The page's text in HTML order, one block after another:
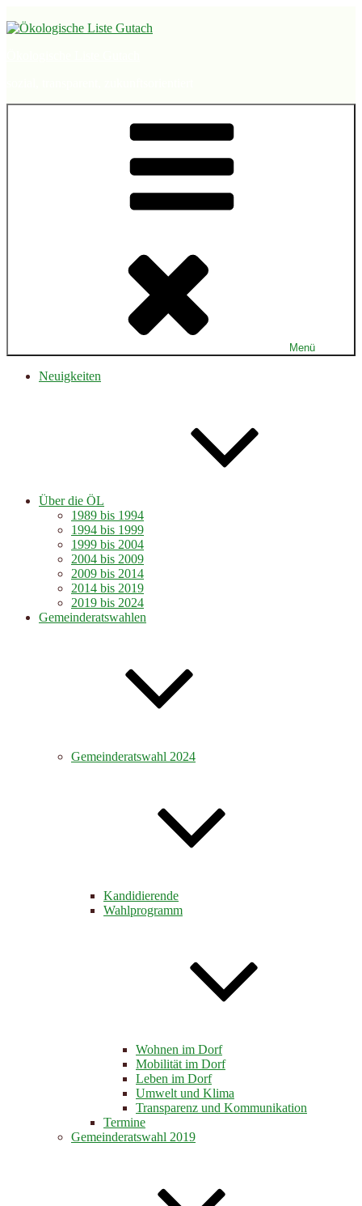
Inhalt
Menü
Neuigkeiten
Über die ÖL
1989 bis 1994
1994 bis 1999
1999 bis 2004
2004 bis 2009
2009 bis 2014
2014 bis 2019
2019 bis 2024
Gemeinderatswahlen
Gemeinderatswahl 2024
Kandidierende
Wahlprogramm
Wohnen im Dorf
Mobilität im Dorf
Leben im Dorf
Umwelt und Klima
Transparenz und Kommunikation
Termine
Gemeinderatswahl 2019